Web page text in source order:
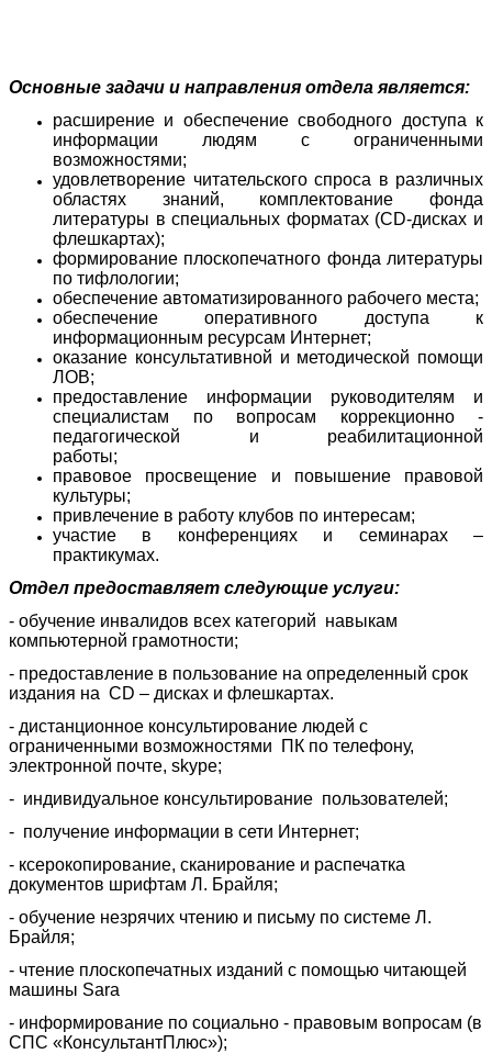
Основные задачи и направления отдела является:
расширение и обеспечение свободного доступа к
информации людям с ограниченными
возможностями;
удовлетворение читательского спроса в различных
областях знаний, комплектование фонда
литературы в специальных форматах (CD-дисках и
флешкартах);
формирование плоскопечатного фонда литературы
по тифлологии;
обеспечение автоматизированного рабочего места;
обеспечение оперативного доступа к
информационным ресурсам Интернет;
оказание консультативной и методической помощи
ЛОВ;
предоставление информации руководителям и
специалистам по вопросам коррекционно -
педагогической и реабилитационной
работы;
правовое просвещение и повышение правовой
культуры;
привлечение в работу клубов по интересам;
участие в конференциях и семинарах –
практикумах.
Отдел предоставляет следующие услуги:
- обучение инвалидов всех категорий навыкам
компьютерной грамотности;
- предоставление в пользование на определенный срок
издания на CD – дисках и флешкартах.
- дистанционное консультирование людей с
ограниченными возможностями ПК по телефону,
электронной почте, skype;
- индивидуальное консультирование пользователей;
- получение информации в сети Интернет;
- ксерокопирование, сканирование и распечатка
документов шрифтам Л. Брайля;
- обучение незрячих чтению и письму по системе Л.
Брайля;
- чтение плоскопечатных изданий с помощью читающей
машины Sara
- информирование по социально - правовым вопросам (в
СПС «КонсультантПлюс»);